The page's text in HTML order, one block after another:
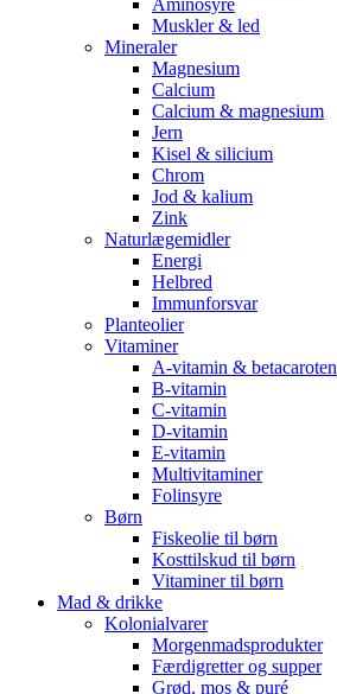
Aminosyre
Muskler & led
Mineraler
Magnesium
Calcium
Calcium & magnesium
Jern
Kisel & silicium
Chrom
Jod & kalium
Zink
Naturlægemidler
Energi
Helbred
Immunforsvar
Planteolier
Vitaminer
A-vitamin & betacaroten
B-vitamin
C-vitamin
D-vitamin
E-vitamin
Multivitaminer
Folinsyre
Børn
Fiskeolie til børn
Kosttilskud til børn
Vitaminer til børn
Mad & drikke
Kolonialvarer
Morgenmadsprodukter
Færdigretter og supper
Grød, mos & puré